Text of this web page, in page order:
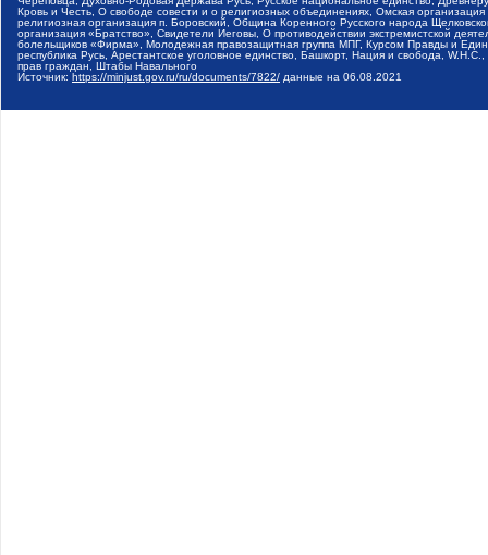
Кровь и Честь, О свободе совести и о религиозных объединениях, Омская
религиозная организация п. Боровский, Община Коренного Русского народа
организация «Братство», Свидетели Иеговы, О противодействии экстремистской
болельщиков «Фирма», Молодежная правозащитная группа МПГ, Курсом Правды и
республика Русь, Арестантское уголовное единство, Башкорт, Нация и свобода,
прав граждан, Штабы Навального
Источник: https://minjust.gov.ru/ru/documents/7822/ данные на 06.08.2021